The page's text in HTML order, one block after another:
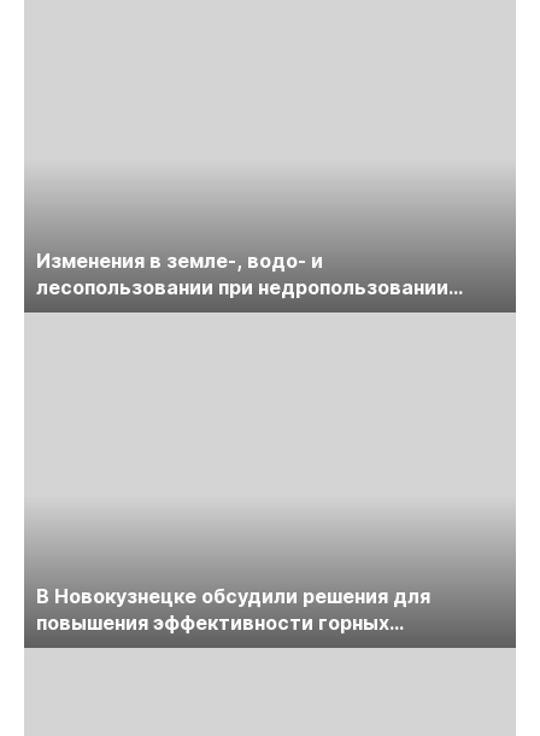
Изменения в земле-, водо- и
лесопользовании при недропользовании
обсудят на семинаре «ПравоТЭК»
В Новокузнецке обсудили решения для
повышения эффективности горных
предприятий